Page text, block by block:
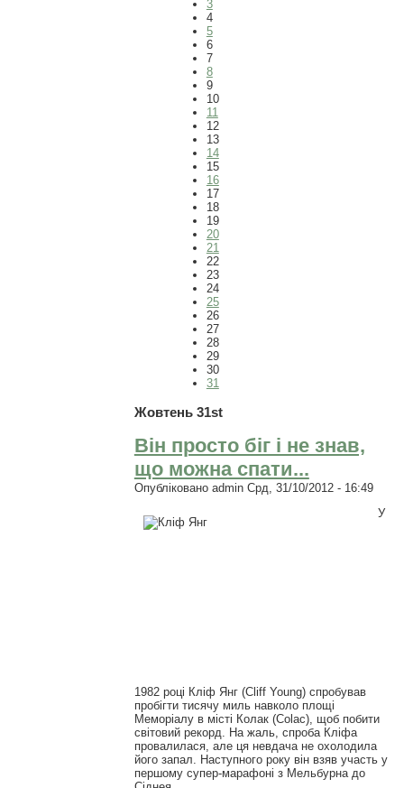
3
4
5
6
7
8
9
10
11
12
13
14
15
16
17
18
19
20
21
22
23
24
25
26
27
28
29
30
31
Жовтень 31st
Він просто біг і не знав,
що можна спати...
Опубліковано adminСрд, 31/10/2012 - 16:49
У
1982 році Кліф Янг (Cliff Young) спробував
пробігти тисячу миль навколо площі
Меморіалу в місті Колак (Colac), щоб побити
світовий рекорд. На жаль, спроба Кліфа
провалилася, але ця невдача не охолодила
його запал. Наступного року він взяв участь у
першому супер-марафоні з Мельбурна до